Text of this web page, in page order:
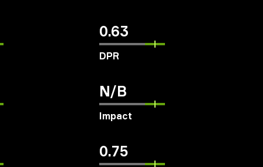
0.63
DPR
N/B
Impact
0.75